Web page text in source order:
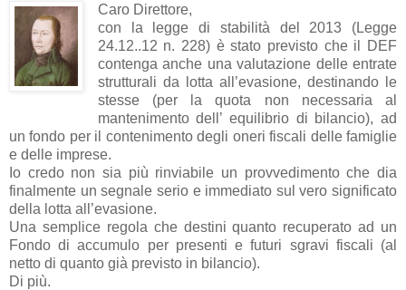
Caro Direttore,
con la legge di stabilità del 2013 (Legge
24.12..12 n. 228) è stato previsto che il DEF
contenga anche una valutazione delle entrate
strutturali da lotta all’evasione, destinando le
stesse (per la quota non necessaria al
mantenimento dell’ equilibrio di bilancio), ad
un fondo per il contenimento degli oneri fiscali delle famiglie
e delle imprese.
Io credo non sia più rinviabile un provvedimento che dia
finalmente un segnale serio e immediato sul vero significato
della lotta all’evasione.
Una semplice regola che destini quanto recuperato ad un
Fondo di accumulo per presenti e futuri sgravi fiscali (al
netto di quanto già previsto in bilancio).
Di più.